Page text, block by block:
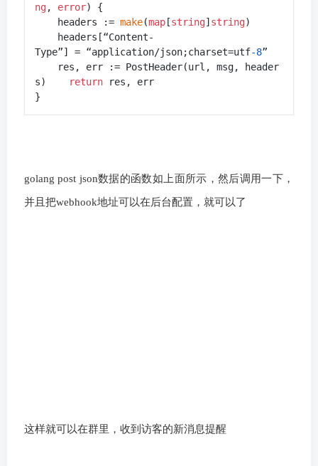
ng, error) {
headers := make(map [string] string)
headers[“Content-
Type”] = “application/json;charset=utf-8”
res, err := PostHeader(url, msg, header
s)
return res, err
}
golang post json数据的函数如上面所示，然后调用一下，
并且把webhook地址可以在后台配置，就可以了
这样就可以在群里，收到访客的新消息提醒